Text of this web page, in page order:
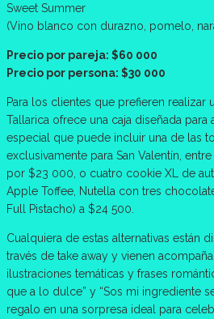
Sweet Summer
(Vino blanco con durazno, pomelo,
Precio por pareja: $60 000
Precio por persona: $30 000
Para los clientes que prefieren realizar
Tallarica ofrece una caja diseñada para
especial que puede incluir una de las
exclusivamente para San Valentín,
por $23 000, o cuatro cookie XL de
Apple Toffee, Nutella con tres
Full Pistacho) a $24 500.
Cualquiera de estas alternativas están
través de take away y vienen
ilustraciones temáticas y frases
que a lo dulce” y “Sos mi ingrediente
regalo en una sorpresa ideal para